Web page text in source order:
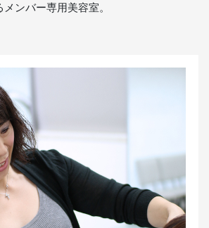
メンバー専用美容室。